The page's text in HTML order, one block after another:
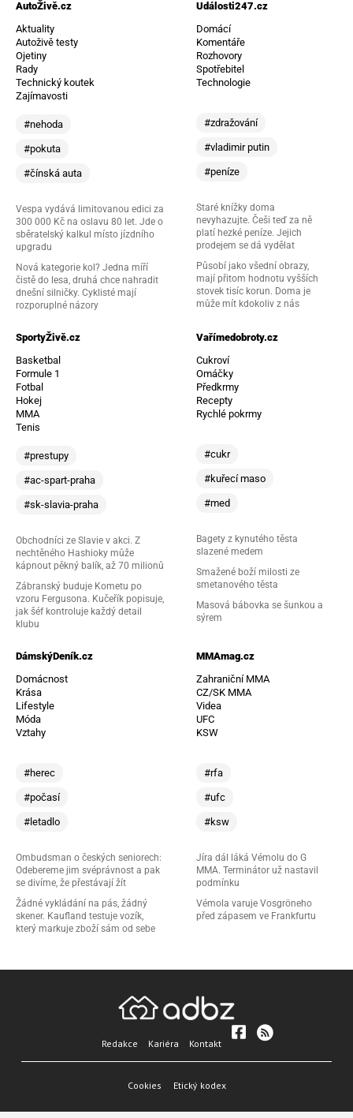
AutoŽivě.cz
Aktuality
Autoživě testy
Ojetiny
Rady
Technický koutek
Zajímavosti
#nehoda
#pokuta
#čínská auta
Vespa vydává limitovanou edici za
300 000 Kč na oslavu 80 let. Jde o
sběratelský kalkul místo jízdního
upgradu
Nová kategorie kol? Jedna míří
čistě do lesa, druhá chce nahradit
dnešní silničky. Cyklisté mají
rozporuplné názory
Události247.cz
Domácí
Komentáře
Rozhovory
Spotřebitel
Technologie
#zdražování
#vladimir putin
#peníze
Staré knížky doma
nevyhazujte. Češi teď za ně
platí hezké peníze. Jejich
prodejem se dá vydělat
Působí jako všední obrazy,
mají přitom hodnotu vyšších
stovek tisíc korun. Doma je
může mít kdokoliv z nás
SportyŽivě.cz
Basketbal
Formule 1
Fotbal
Hokej
MMA
Tenis
#prestupy
#ac-spart-praha
#sk-slavia-praha
Obchodníci ze Slavie v akci. Z
nechtěného Hashioky může
kápnout pěkný balík, až 70 milionů
Zábranský buduje Kometu po
vzoru Fergusona. Kučeřík popisuje,
jak šéf kontroluje každý detail
klubu
Vařímedobroty.cz
Cukroví
Omáčky
Předkrmy
Recepty
Rychlé pokrmy
#cukr
#kuřecí maso
#med
Bagety z kynutého těsta
slazené medem
Smažené boží milosti ze
smetanového těsta
Masová bábovka se šunkou a
sýrem
DámskýDeník.cz
Domácnost
Krása
Lifestyle
Móda
Vztahy
#herec
#počasí
#letadlo
Ombudsman o českých seniorech:
Odebereme jim svéprávnost a pak
se divíme, že přestávají žít
Žádné vykládání na pás, žádný
skener. Kaufland testuje vozík,
který markuje zboží sám od sebe
MMAmag.cz
Zahraniční MMA
CZ/SK MMA
Videa
UFC
KSW
#rfa
#ufc
#ksw
Jíra dál láká Vémolu do G
MMA. Terminátor už nastavil
podmínku
Vémola varuje Vosgröneho
před zápasem ve Frankfurtu
Redakce Kariéra Kontakt
Cookies Etický kodex